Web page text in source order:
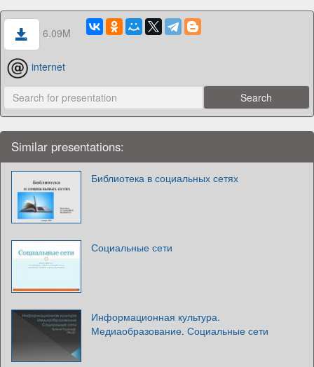
6.09M
internet
Similar presentations:
Библиотека в социальных сетях
Социальные сети
Информационная культура.
Медиаобразование. Социальные сети